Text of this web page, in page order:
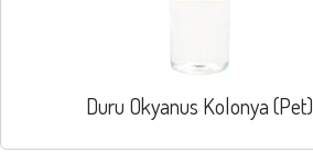
Duru Okyanus Kolonya (Pet)